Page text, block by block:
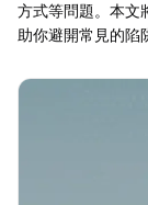
方式等問題。本文
助你避開常見的陷